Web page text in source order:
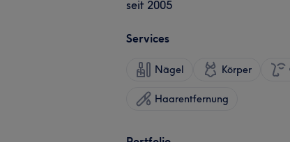
seit 2005
Services
Nägel Körper
Haarentfernung